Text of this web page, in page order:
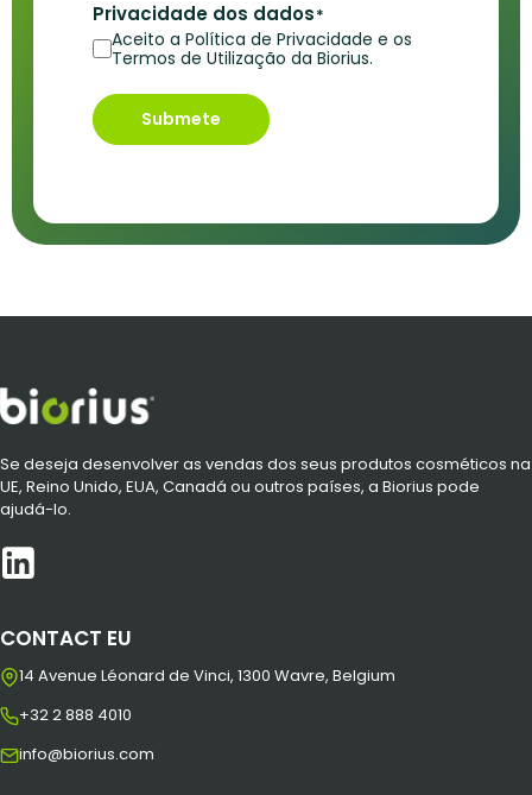
Privacidade dos dados*
Aceito a Política de Privacidade e os
Termos de Utilização da Biorius.
Submete
Se deseja desenvolver as vendas dos seus produtos cosméticos na
UE, Reino Unido, EUA, Canadá ou outros países, a Biorius pode
ajudá-lo.
CONTACT EU
14 Avenue Léonard de Vinci, 1300 Wavre, Belgium
+32 2 888 4010
info@biorius.com